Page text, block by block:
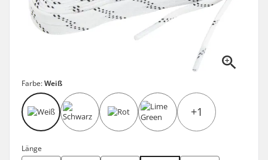
Farbe:Weiß
+1
Länge